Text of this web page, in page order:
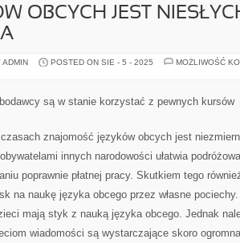
OBCYCH JEST
ADMIN POSTED ON SIE - 5 - 2025
MOŻLIWOŚĆ
są w stanie korzystać z pewnych kursów
znajomość języków obcych jest
innych narodowości ułatwia
poprawnie płatnej pracy. Skutkiem tego
na naukę języka obcego przez własne
mają styk z nauką języka obcego. Jednak
wiadomości są wystarczające skoro